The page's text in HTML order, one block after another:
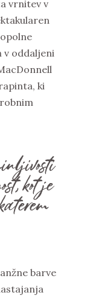
vrnitev v
v oddaljeni
ki
kot je
barve